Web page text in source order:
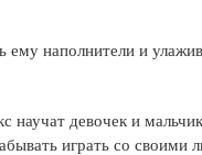
ему наполнители и
девочек и
играть со своими